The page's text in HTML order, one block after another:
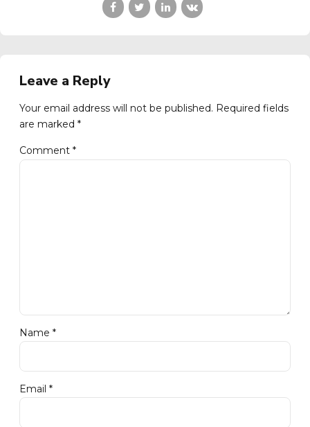
Leave a Reply
Your email address will not be published. Required fields
are marked *
Comment *
Name *
Email *